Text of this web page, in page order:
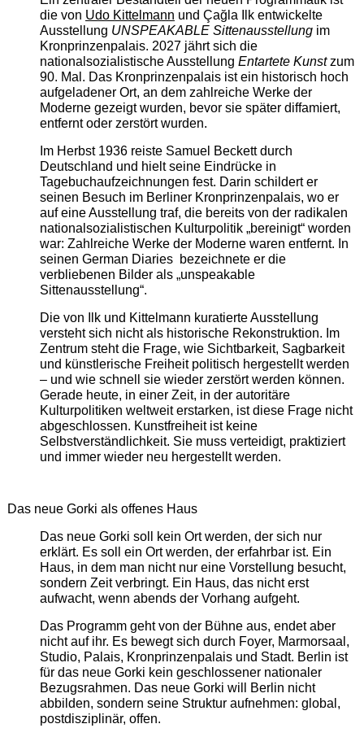
die von Udo Kittelmann und Çağla Ilk entwickelte
Ausstellung UNSPEAKABLE Sittenausstellungim
Kronprinzenpalais. 2027 jährt sich die
nationalsozialistische Ausstellung Entartete Kunstzum
90. Mal. Das Kronprinzenpalais ist ein historisch hoch
aufgeladener Ort, an dem zahlreiche Werke der
Moderne gezeigt wurden, bevor sie später diffamiert,
entfernt oder zerstört wurden.
Im Herbst 1936 reiste Samuel Beckett durch
Deutschland und hielt seine Eindrücke in
Tagebuchaufzeichnungen fest. Darin schildert er
seinen Besuch im Berliner Kronprinzenpalais, wo er
auf eine Ausstellung traf, die bereits von der radikalen
nationalsozialistischen Kulturpolitik „bereinigt“ worden
war: Zahlreiche Werke der Moderne waren entfernt. In
seinen German Diaries bezeichnete er die
verbliebenen Bilder als „unspeakable
Sittenausstellung“.
Die von Ilk und Kittelmann kuratierte Ausstellung
versteht sich nicht als historische Rekonstruktion. Im
Zentrum steht die Frage, wie Sichtbarkeit, Sagbarkeit
und künstlerische Freiheit politisch hergestellt werden
– und wie schnell sie wieder zerstört werden können.
Gerade heute, in einer Zeit, in der autoritäre
Kulturpolitiken weltweit erstarken, ist diese Frage nicht
abgeschlossen. Kunstfreiheit ist keine
Selbstverständlichkeit. Sie muss verteidigt, praktiziert
und immer wieder neu hergestellt werden.
Das neue Gorki als offenes Haus
Das neue Gorki soll kein Ort werden, der sich nur
erklärt. Es soll ein Ort werden, der erfahrbar ist. Ein
Haus, in dem man nicht nur eine Vorstellung besucht,
sondern Zeit verbringt. Ein Haus, das nicht erst
aufwacht, wenn abends der Vorhang aufgeht.
Das Programm geht von der Bühne aus, endet aber
nicht auf ihr. Es bewegt sich durch Foyer, Marmorsaal,
Studio, Palais, Kronprinzenpalais und Stadt. Berlin ist
für das neue Gorki kein geschlossener nationaler
Bezugsrahmen. Das neue Gorki will Berlin nicht
abbilden, sondern seine Struktur aufnehmen: global,
postdisziplinär, offen.